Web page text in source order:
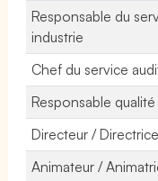
Responsable du
industrie
Chef du service
Responsable
Directeur /
Animateur /